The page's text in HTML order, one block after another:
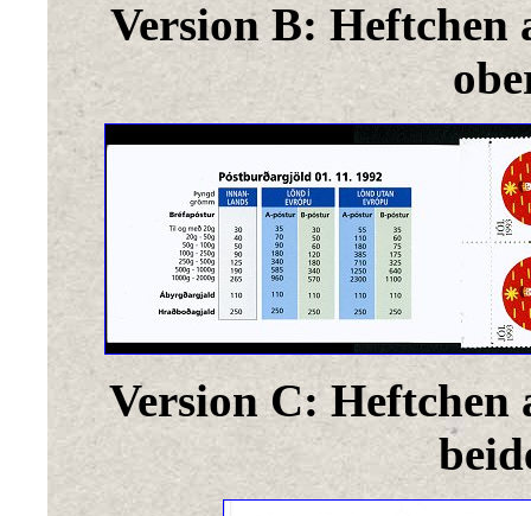
Version B: Heftchen
Version C: Heftchen